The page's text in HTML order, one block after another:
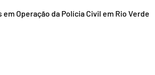
Operação da Polícia Civil em Rio Verde